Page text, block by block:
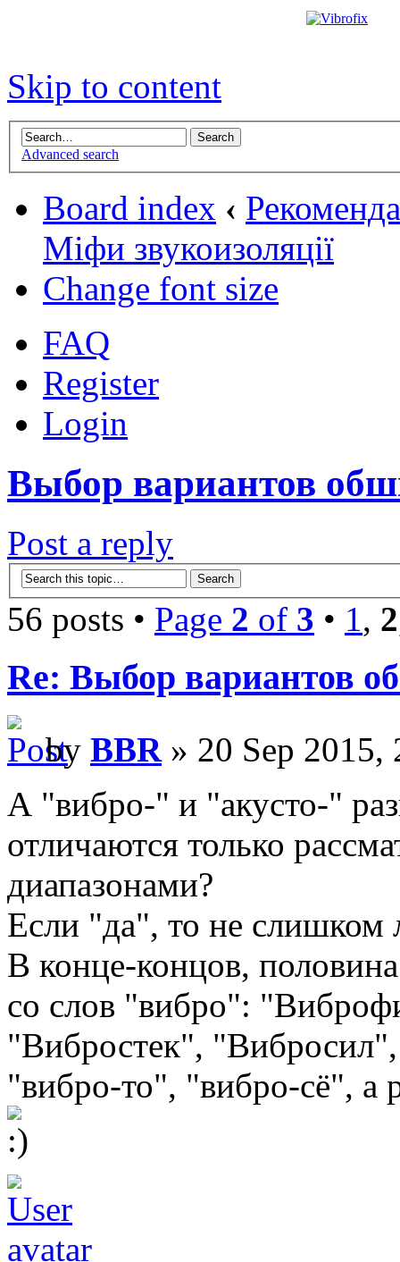
Skip to content
Advanced search
Board index ‹
Міфи звукоизоляції
Change font size
FAQ
Register
Login
Выбор вариантов
Post a reply
56 posts • Page 2 of 3 • 1, 2
Re: Выбор вариантов
by BBR» 20 Sep 2015,
А "вибро-" и "акусто-"
отличаются только
диапазонами?
Если "да", то не слишком
В конце-концов,
со слов "вибро":
"Вибростек",
"вибро-то", "вибро-сё", а